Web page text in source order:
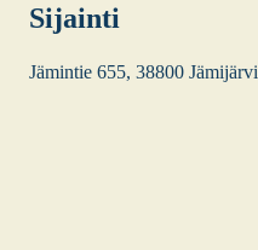
Sijain­ti
Jämin­tie 655, 38800 Jämi­jär­vi